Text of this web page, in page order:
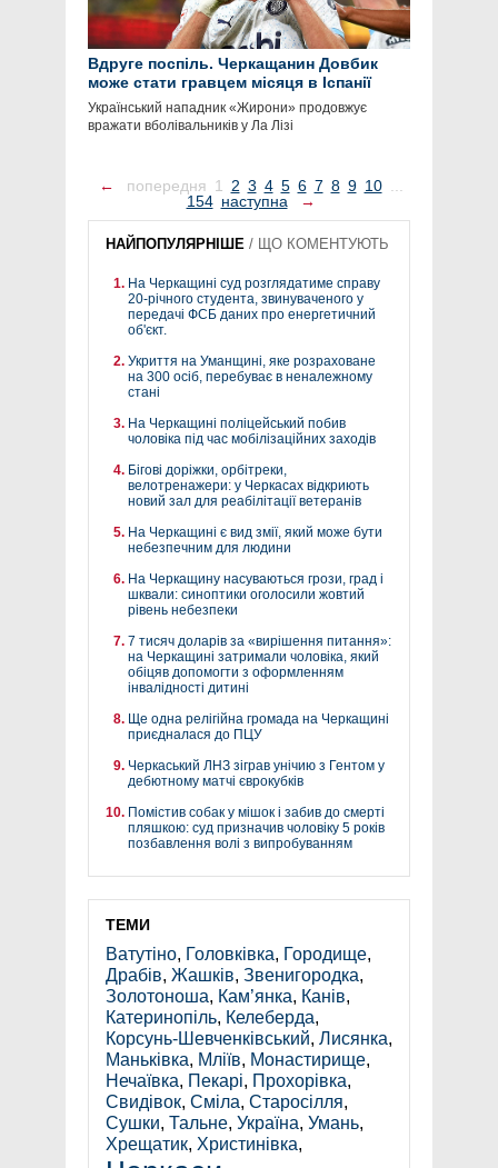
Вдруге поспіль. Черкащанин Довбик
може стати гравцем місяця в Іспанії
Український нападник «Жирони» продовжує
вражати вболівальників у Ла Лізі
← попередня 1 2 3 4 5 6 7 8 9 10 ...
154 наступна →
НАЙПОПУЛЯРНІШЕ / ЩО КОМЕНТУЮТЬ
На Черкащині суд розглядатиме справу
20-річного студента, звинуваченого у
передачі ФСБ даних про енергетичний
об'єкт.
Укриття на Уманщині, яке розраховане
на 300 осіб, перебуває в неналежному
стані
На Черкащині поліцейський побив
чоловіка під час мобілізаційних заходів
Бігові доріжки, орбітреки,
велотренажери: у Черкасах відкриють
новий зал для реабілітації ветеранів
На Черкащині є вид змії, який може бути
небезпечним для людини
На Черкащину насуваються грози, град і
шквали: синоптики оголосили жовтий
рівень небезпеки
7 тисяч доларів за «вирішення питання»:
на Черкащині затримали чоловіка, який
обіцяв допомогти з оформленням
інвалідності дитині
Ще одна релігійна громада на Черкащині
приєдналася до ПЦУ
Черкаський ЛНЗ зіграв унічию з Гентом у
дебютному матчі єврокубків
Помістив собак у мішок і забив до смерті
пляшкою: суд призначив чоловіку 5 років
позбавлення волі з випробуванням
ТЕМИ
Ватутіно, Головківка, Городище,
Драбів, Жашків, Звенигородка,
Золотоноша, Кам’янка, Канів,
Катеринопіль, Келеберда,
Корсунь-Шевченківський, Лисянка,
Маньківка, Мліїв, Монастирище,
Нечаївка, Пекарі, Прохорівка,
Свидівок, Сміла, Старосілля,
Сушки, Тальне, Україна, Умань,
Хрещатик, Христинівка,